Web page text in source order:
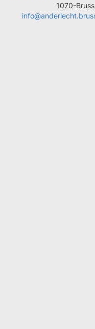
1070-